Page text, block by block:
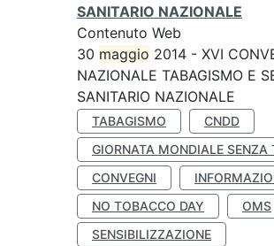
SANITARIO NAZIONALE
Contenuto Web
30 maggio 2014 - XVI
NAZIONALE TABAGISMO E
SANITARIO NAZIONALE
TABAGISMO
CNDD
GIORNATA MONDIALE SENZA
CONVEGNI
NO TOBACCO DAY
OMS
SENSIBILIZZAZIONE